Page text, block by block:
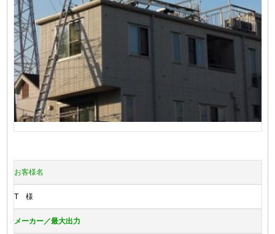
お客様名
T 様
メーカー／最大出力